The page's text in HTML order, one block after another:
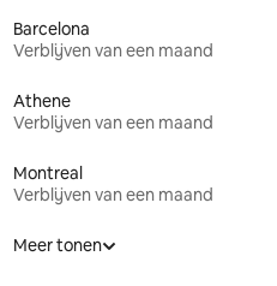
Barcelona
Verblijven van een maand
Athene
Verblijven van een maand
Montreal
Verblijven van een maand
Meer tonen